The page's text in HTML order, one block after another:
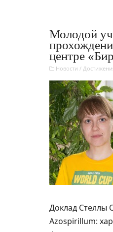
Молодой
центре
Новости /
Доклад Стеллы
Azospirillum: